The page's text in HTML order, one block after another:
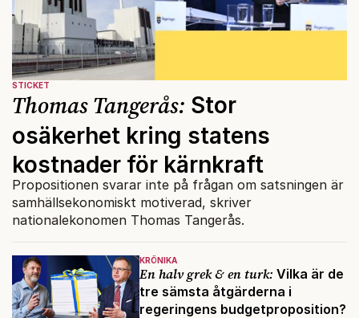
KRÖNIKA
En halv grek & en turk: Vilka är de
tre sämsta åtgärderna i
regeringens budgetproposition?
STICKET
Thomas Tangerås: Stor
osäkerhet kring statens
kostnader för kärnkraft
Propositionen svarar inte på frågan om satsningen är
samhällsekonomiskt motiverad, skriver
nationalekonomen Thomas Tangerås.